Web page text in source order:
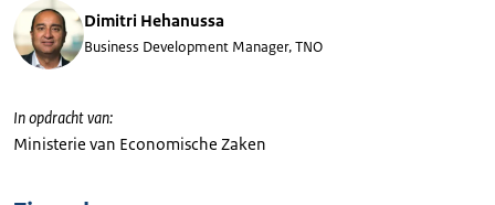
Dimitri Hehanussa
Business Development Manager, TNO
In opdracht van:
Ministerie van Economische Zaken